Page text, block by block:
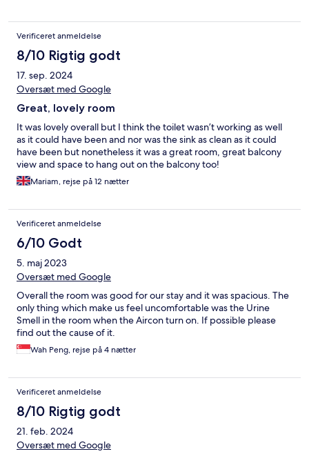
Verificeret anmeldelse
8/10 Rigtig godt
17. sep. 2024
Oversæt med Google
Great, lovely room
It was lovely overall but I think the toilet wasn’t working as well
as it could have been and nor was the sink as clean as it could
have been but nonetheless it was a great room, great balcony
view and space to hang out on the balcony too!
Mariam, rejse på 12 nætter
Verificeret anmeldelse
6/10 Godt
5. maj 2023
Oversæt med Google
Overall the room was good for our stay and it was spacious. The
only thing which make us feel uncomfortable was the Urine
Smell in the room when the Aircon turn on. If possible please
find out the cause of it.
Wah Peng, rejse på 4 nætter
Verificeret anmeldelse
8/10 Rigtig godt
21. feb. 2024
Oversæt med Google